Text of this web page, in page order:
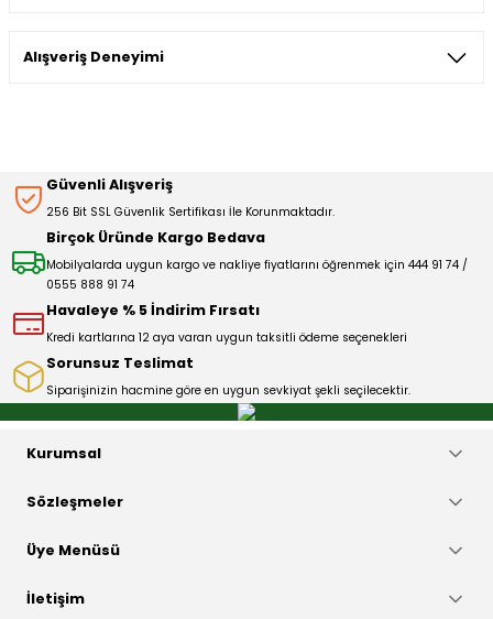
Bu ürünün fiyat bilgisi, resim, ürün açıklamalarında ve diğer
konularda yetersiz gördüğünüz noktaları öneri formunu
Ürün açıklamasında eksik bilgiler bulunuyor.
Ürün fiyatı diğer sitelerden daha pahalı.
Bu ürüne benzer farklı alternatifler olmalı.
Alışveriş Deneyimi
Deneyimini Paylaş
Güvenli Alışveriş
256 Bit SSL Güvenlik Sertifikası İle Korunmaktadır.
Birçok Üründe Kargo Bedava
Mobilyalarda uygun kargo ve nakliye fiyatlarını öğrenmek için 444 91 74 /
0555 888 91 74
Havaleye % 5 İndirim Fırsatı
Kredi kartlarına 12 aya varan uygun taksitli ödeme seçenekleri
Sorunsuz Teslimat
Siparişinizin hacmine göre en uygun sevkiyat şekli seçilecektir.
Kurumsal
Sözleşmeler
Üye Menüsü
İletişim